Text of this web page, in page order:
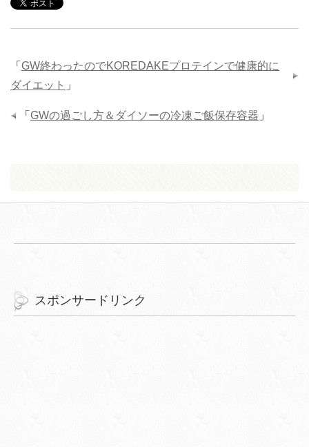
「 GW終わったのでKOREDAKEプロテインで健康的に
ダイエット 」
「 GWの過ごし方＆ダイソーの冷凍ご飯保存容器 」
スポンサードリンク